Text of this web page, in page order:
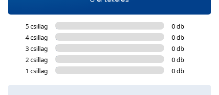
5 csillag
0 db
4 csillag
0 db
3 csillag
0 db
2 csillag
0 db
1 csillag
0 db